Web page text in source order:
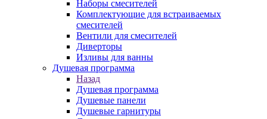
Наборы смесителей
Комплектующие для встраиваемых
смесителей
Вентили для смесителей
Диверторы
Изливы для ванны
Душевая программа
Назад
Душевая программа
Душевые панели
Душевые гарнитуры